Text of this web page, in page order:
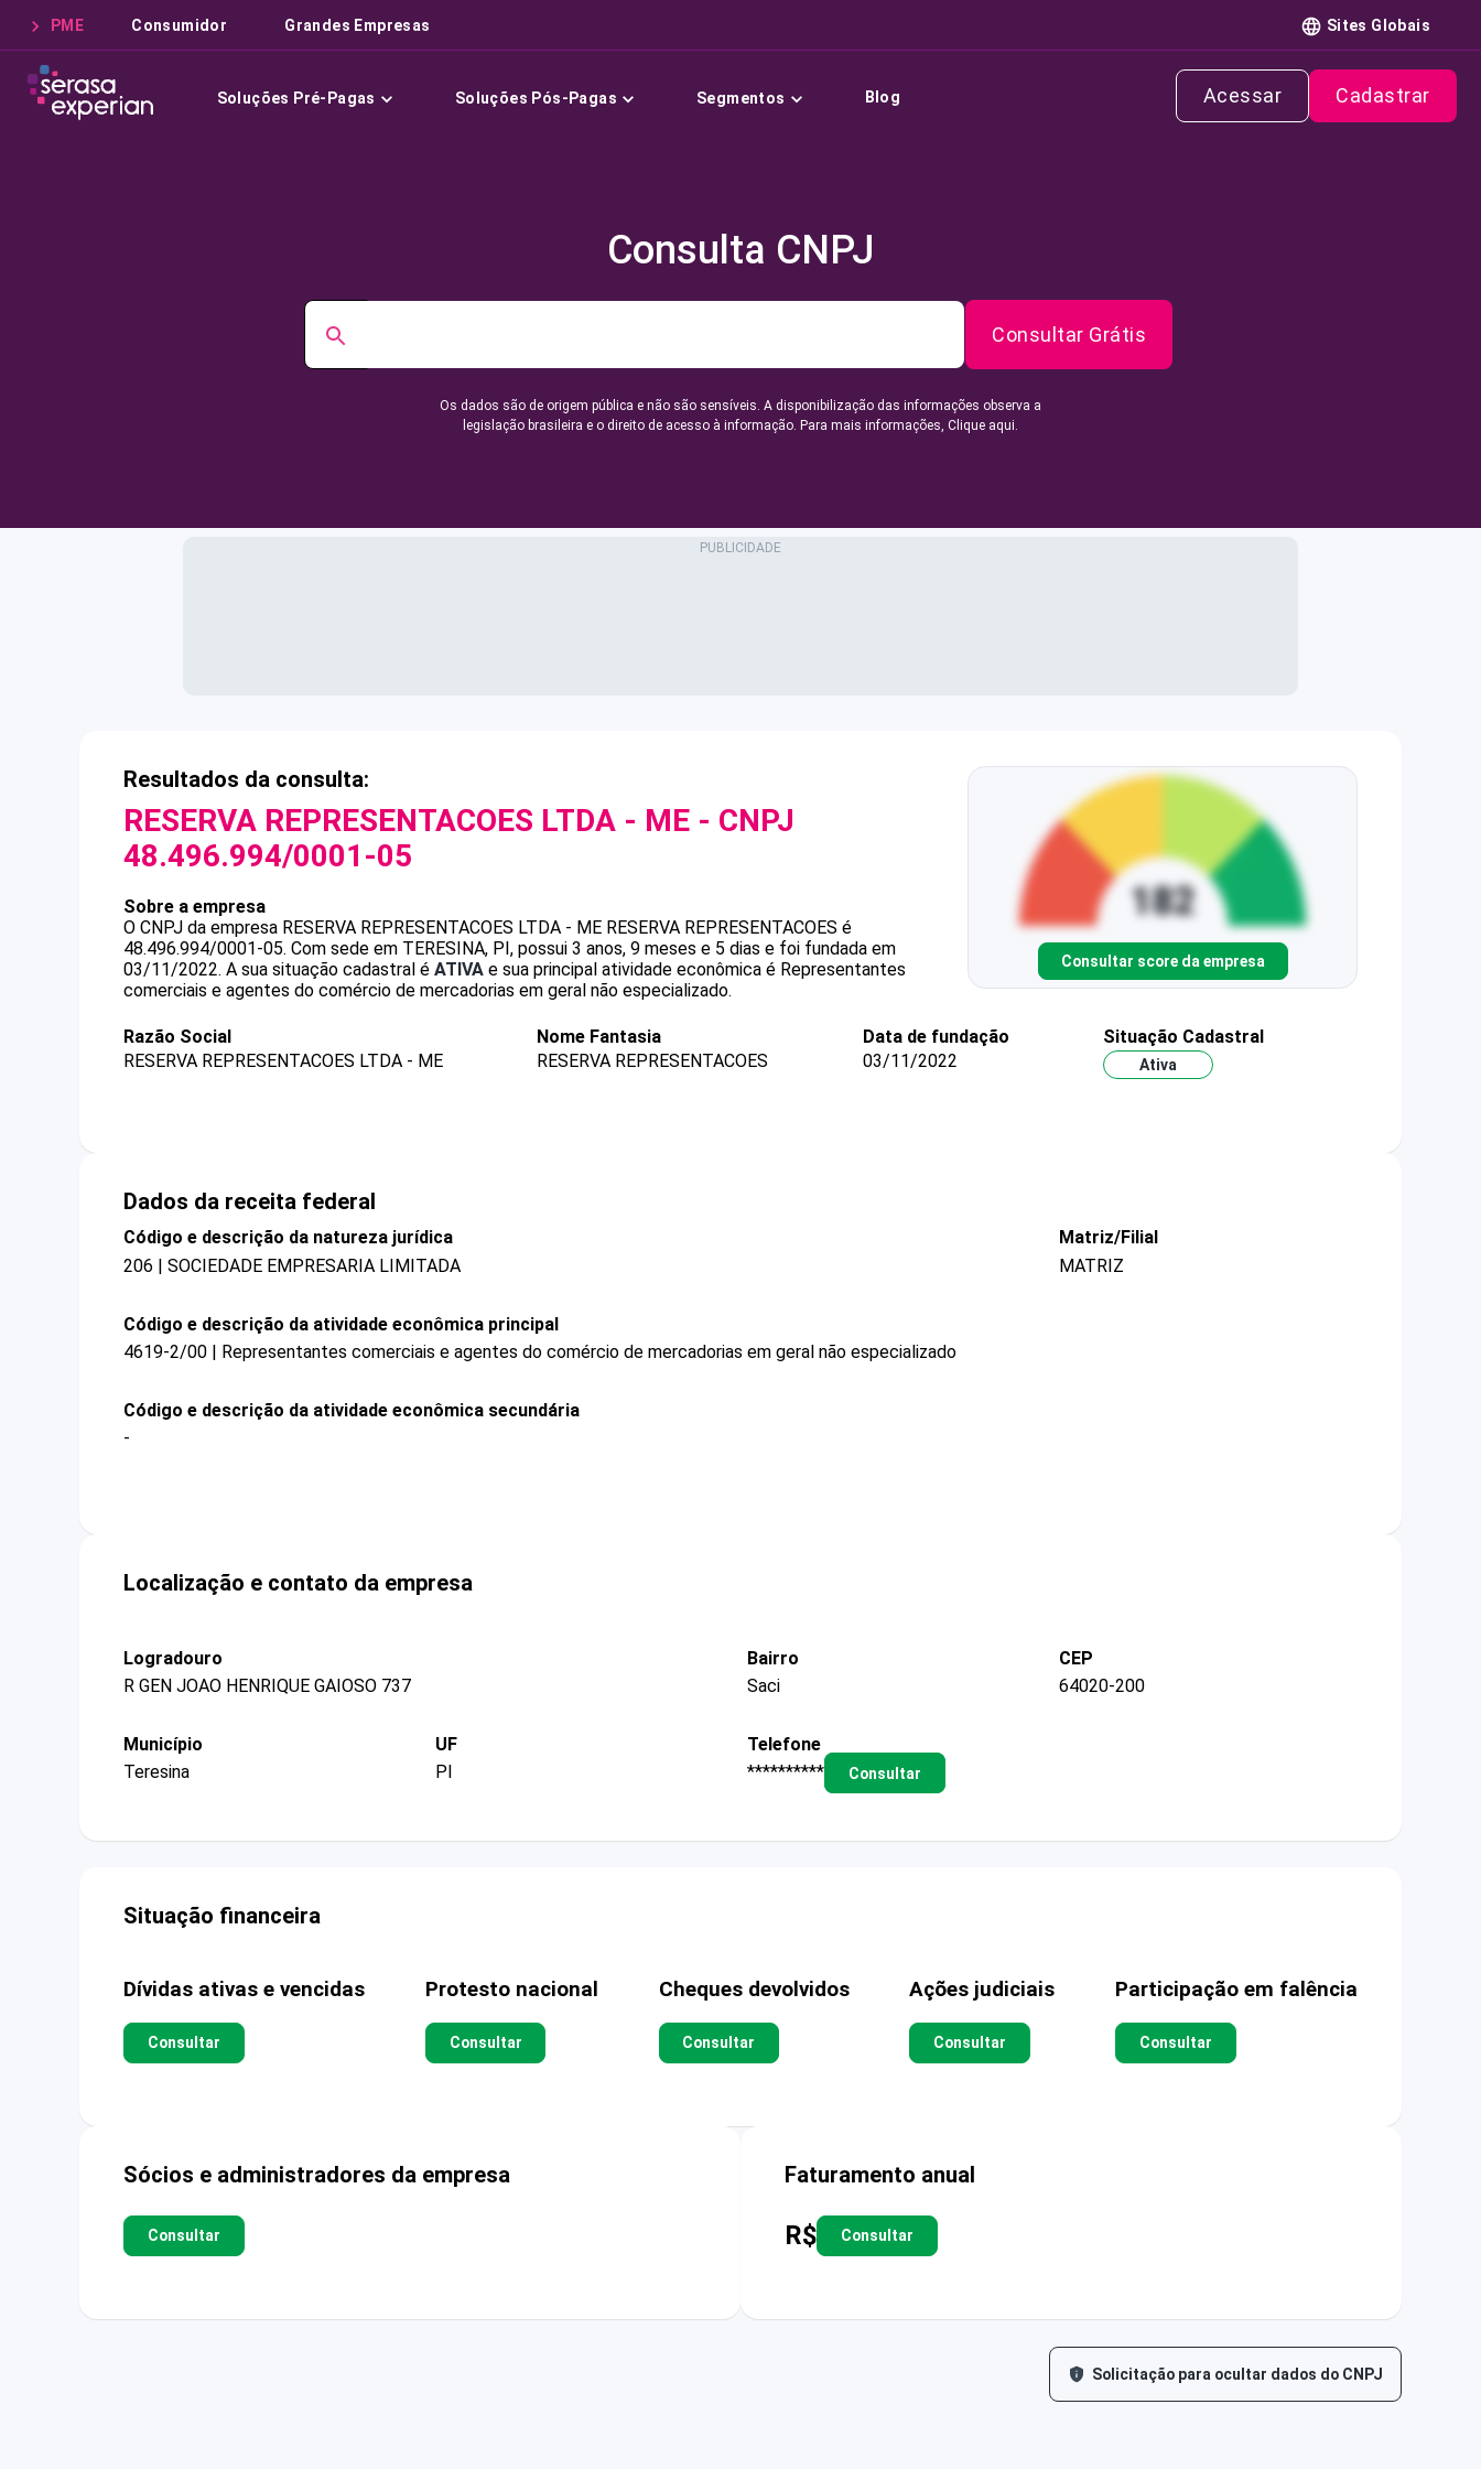
PME Consumidor Grandes Empresas Sites Globais
Soluções Pré-Pagas Soluções Pós-Pagas Segmentos Blog Acessar Cadastrar
Consulta CNPJ
Consultar Grátis
Os dados são de origem pública e não são sensíveis. A disponibilização das informações observa a
legislação brasileira e o direito de acesso à informação. Para mais informações, Clique aqui.
Resultados da consulta:
RESERVA REPRESENTACOES LTDA - ME - CNPJ
48.496.994/0001-05
Sobre a empresa
O CNPJ da empresa RESERVA REPRESENTACOES LTDA - ME RESERVA REPRESENTACOES é
48.496.994/0001-05. Com sede em TERESINA, PI, possui 3 anos, 9 meses e 5 dias e foi fundada em
03/11/2022. A sua situação cadastral é ATIVA e sua principal atividade econômica é Representantes
comerciais e agentes do comércio de mercadorias em geral não especializado.
Consultar score da empresa
Razão Social
RESERVA REPRESENTACOES LTDA - ME
Nome Fantasia
RESERVA REPRESENTACOES
Data de fundação
03/11/2022
Situação Cadastral
Ativa
Dados da receita federal
Código e descrição da natureza jurídica
206 | SOCIEDADE EMPRESARIA LIMITADA
Matriz/Filial
MATRIZ
Código e descrição da atividade econômica principal
4619-2/00 | Representantes comerciais e agentes do comércio de mercadorias em geral não especializado
Código e descrição da atividade econômica secundária
-
Localização e contato da empresa
Logradouro
R GEN JOAO HENRIQUE GAIOSO 737
Bairro
Saci
CEP
64020-200
Município
Teresina
UF
PI
Telefone
**********
Consultar
Situação financeira
Dívidas ativas e vencidas
Consultar
Protesto nacional
Consultar
Cheques devolvidos
Consultar
Ações judiciais
Consultar
Participação em falência
Consultar
Sócios e administradores da empresa
Consultar
Faturamento anual
R$ Consultar
Solicitação para ocultar dados do CNPJ